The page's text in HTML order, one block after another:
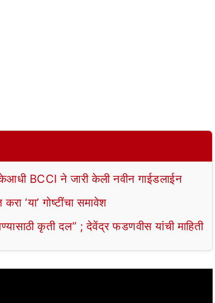
BCCI ने जारी केली नवीन गाईडलाईन
‘या’ गोष्टींचा समावेश
कृती दल” ; देवेंद्र फडणवीस यांची माहिती